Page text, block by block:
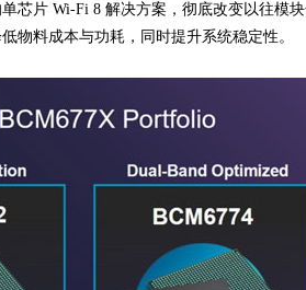
芯片 Wi-Fi 8 解决方案，彻底改变以往模
物料成本与功耗，同时提升系统稳定性。